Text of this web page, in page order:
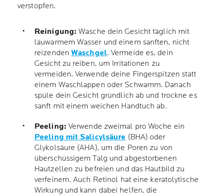
verstopfen.
Reinigung: Wasche dein Gesicht täglich mit
lauwarmem Wasser und einem sanften, nicht
reizenden Waschgel. Vermeide es, dein
Gesicht zu reiben, um Irritationen zu
vermeiden. Verwende deine Fingerspitzen statt
einem Waschlappen oder Schwamm. Danach
spüle dein Gesicht gründlich ab und trockne es
sanft mit einem weichen Handtuch ab.
Peeling: Verwende zweimal pro Woche ein
Peeling mit Salicylsäure (BHA) oder
Glykolsäure (AHA), um die Poren zu von
überschüssigem Talg und abgestorbenen
Hautzellen zu befreien und das Hautbild zu
verfeinern. Auch Retinol hat eine keratolytische
Wirkung und kann dabei helfen, die